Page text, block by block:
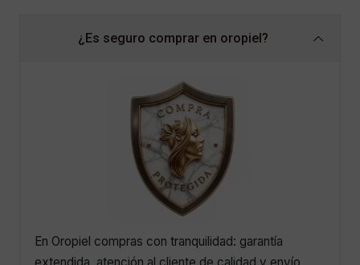
¿Es seguro comprar en oropiel?
En Oropiel compras con tranquilidad: garantía